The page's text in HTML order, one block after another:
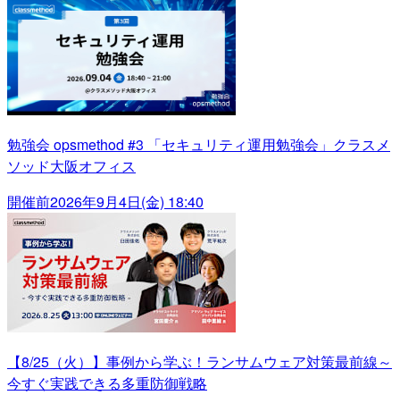
勉強会 opsmethod #3 「セキュリティ運用勉強会」クラスメ
ソッド大阪オフィス
開催前2026年9月4日(金) 18:40
【8/25（火）】事例から学ぶ！ランサムウェア対策最前線～
今すぐ実践できる多重防御戦略